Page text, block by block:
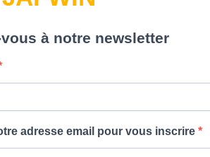
à notre newsletter
adresse email pour vous inscrire